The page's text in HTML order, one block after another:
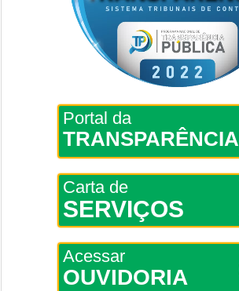
Portal da
TRANSPARÊNCIA
Carta de
SERVIÇOS
Acessar
OUVIDORIA